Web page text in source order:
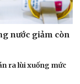
nước giảm còn
ra lùi xuống mức